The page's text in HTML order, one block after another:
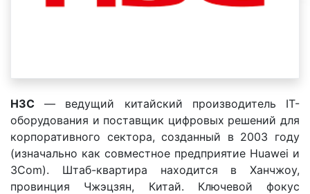
H3C — ведущий китайский производитель IT-
оборудования и поставщик цифровых решений для
корпоративного сектора, созданный в 2003 году
(изначально как совместное предприятие Huawei и
3Com). Штаб-квартира находится в Ханчжоу,
провинция Чжэцзян, Китай. Ключевой фокус